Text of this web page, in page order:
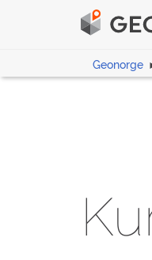
Geonorge